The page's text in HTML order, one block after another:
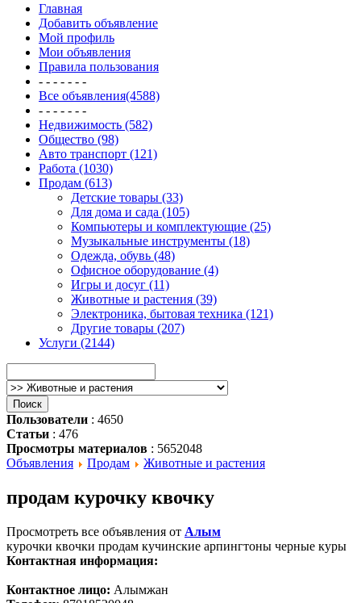
Главная
Добавить объявление
Мой профиль
Мои объявления
Правила пользования
- - - - - - -
Все объявления(4588)
- - - - - - -
Недвижимость (582)
Общество (98)
Авто транспорт (121)
Работа (1030)
Продам (613)
Детские товары (33)
Для дома и сада (105)
Компьютеры и комплектующие (25)
Музыкальные инструменты (18)
Одежда, обувь (48)
Офисное оборудование (4)
Игры и досуг (11)
Животные и растения (39)
Электроника, бытовая техника (121)
Другие товары (207)
Услуги (2144)
Пользователи : 4650
Статьи : 476
Просмотры материалов : 5652048
Объявления
Продам Животные и растения
продам курочку квочку
Просмотреть все объявления от Алым
курочки квочки продам кучинские арпингтоны черные куры
Контактная информация:
Контактное лицо: Алымжан